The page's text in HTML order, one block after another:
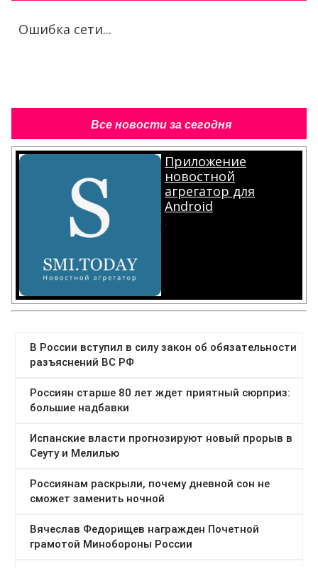
Ошибка сети...
Все новости за сегодня
Приложение
новостной
агрегатор для
Android
.